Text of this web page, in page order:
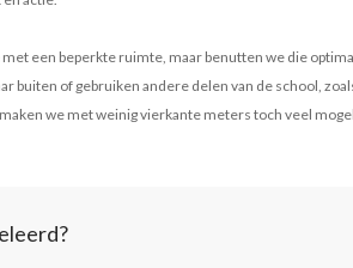
een beperkte ruimte, maar benutten we die
buiten of gebruiken andere delen van de school,
we met weinig vierkante meters toch veel